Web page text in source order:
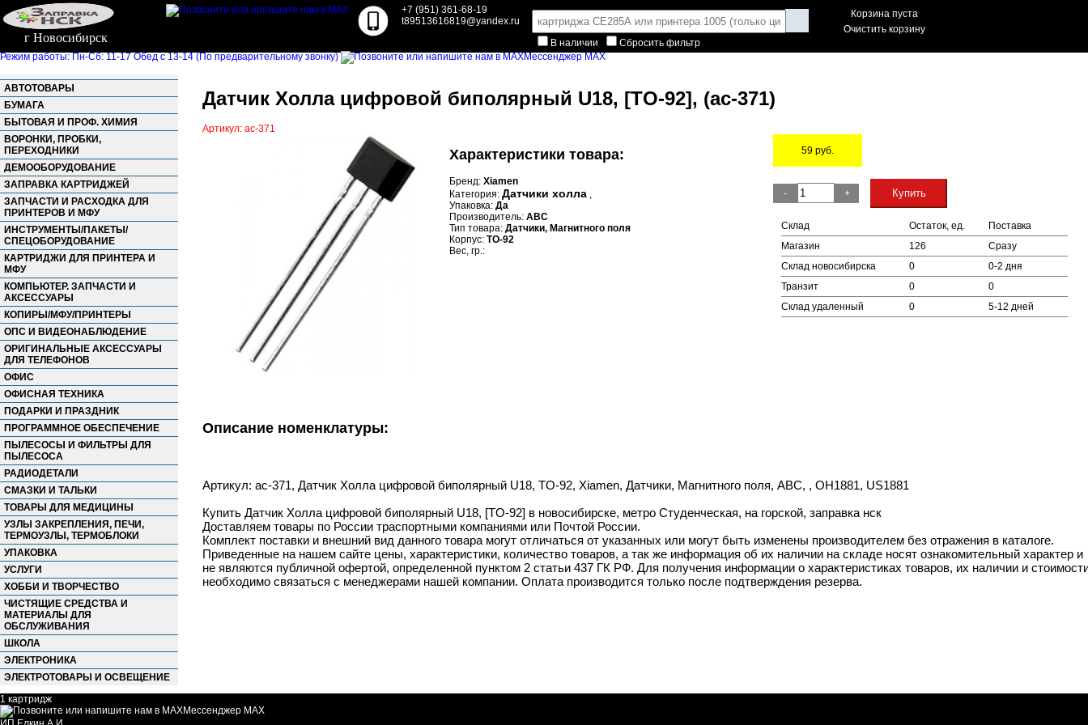
г Новосибирск
+7 (951) 361-68-19
t89513616819@yandex.ru
В наличии
Сбросить фильтр
Корзина пуста
Очистить корзину
Режим работы: Пн-Сб: 11-17 Обед с 13-14 (По предварительному звонку) Мессенджер MAX
АВТОТОВАРЫ
БУМАГА
БЫТОВАЯ И ПРОФ. ХИМИЯ
ВОРОНКИ, ПРОБКИ,
ПЕРЕХОДНИКИ
ДЕМООБОРУДОВАНИЕ
ЗАПРАВКА КАРТРИДЖЕЙ
ЗАПЧАСТИ И РАСХОДКА ДЛЯ
ПРИНТЕРОВ И МФУ
ИНСТРУМЕНТЫ/ПАКЕТЫ/
СПЕЦОБОРУДОВАНИЕ
КАРТРИДЖИ ДЛЯ ПРИНТЕРА И
МФУ
КОМПЬЮТЕР. ЗАПЧАСТИ И
АКСЕССУАРЫ
КОПИРЫ/МФУ/ПРИНТЕРЫ
ОПС И ВИДЕОНАБЛЮДЕНИЕ
ОРИГИНАЛЬНЫЕ АКСЕССУАРЫ
ДЛЯ ТЕЛЕФОНОВ
ОФИС
ОФИСНАЯ ТЕХНИКА
ПОДАРКИ И ПРАЗДНИК
ПРОГРАММНОЕ ОБЕСПЕЧЕНИЕ
ПЫЛЕСОСЫ И ФИЛЬТРЫ ДЛЯ
ПЫЛЕСОСА
РАДИОДЕТАЛИ
СМАЗКИ И ТАЛЬКИ
ТОВАРЫ ДЛЯ МЕДИЦИНЫ
УЗЛЫ ЗАКРЕПЛЕНИЯ, ПЕЧИ,
ТЕРМОУЗЛЫ, ТЕРМОБЛОКИ
УПАКОВКА
УСЛУГИ
ХОББИ И ТВОРЧЕСТВО
ЧИСТЯЩИЕ СРЕДСТВА И
МАТЕРИАЛЫ ДЛЯ
ОБСЛУЖИВАНИЯ
ШКОЛА
ЭЛЕКТРОНИКА
ЭЛЕКТРОТОВАРЫ И ОСВЕЩЕНИЕ
Датчик Холла цифровой биполярный U18, [TO-92], (ac-371)
Артикул: ac-371
Характеристики товара:
Бренд: Xiamen
Категория: Датчики холла ,
Упаковка: Да
Производитель: ABC
Тип товара: Датчики, Магнитного поля
Корпус: TO-92
Вес, гр.:
59 руб.
-
+ Купить
Склад Остаток, ед.
Поставка
Магазин
126
Сразу
Склад новосибирска
0
0-2 дня
Транзит
0
0
Склад удаленный
0 5-12 дней
Описание номенклатуры:
Артикул: ac-371, Датчик Холла цифровой биполярный U18, TO-92, Xiamen, Датчики, Магнитного поля, ABC, , OH1881, US1881
Купить Датчик Холла цифровой биполярный U18, [TO-92] в новосибирске, метро Студенческая, на горской, заправка нск
Доставляем товары по России траспортными компаниями или Почтой России.
Комплект поставки и внешний вид данного товара могут отличаться от указанных или могут быть изменены производителем без отражения в каталоге.
Приведенные на нашем сайте цены, характеристики, количество товаров, а так же информация об их наличии на складе носят ознакомительный характер и
не являются публичной офертой, определенной пунктом 2 статьи 437 ГК РФ. Для получения информации о характеристиках товаров, их наличии и
необходимо связаться с менеджерами нашей компании. Оплата производится только после подтверждения резерва.
1 картридж
Мессенджер MAX